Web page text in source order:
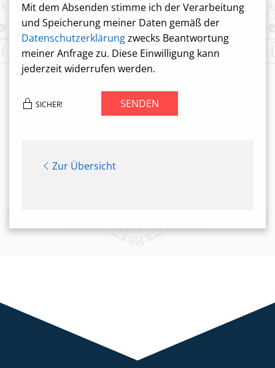
Mit dem Absenden stimme ich der Verarbeitung
und Speicherung meiner Daten gemäß der
Datenschutzerklärungzwecks Beantwortung
meiner Anfrage zu. Diese Einwilligung kann
jederzeit widerrufen werden.
SICHER! SENDEN
Zur Übersicht